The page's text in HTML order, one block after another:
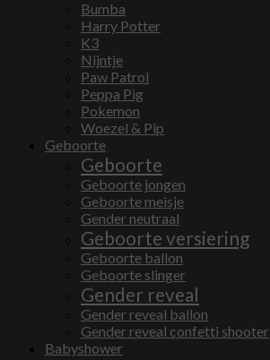
Bumba
Harry Potter
K3
Nijntje
Paw Patrol
Peppa Pig
Pokemon
Woezel & Pip
Geboorte
Geboorte
Geboorte jongen
Geboorte meisje
Gender neutraal
Geboorte versiering
Geboorte ballon
Geboorte slinger
Gender reveal
Gender reveal ballon
Gender reveal confetti shooter
Babyshower